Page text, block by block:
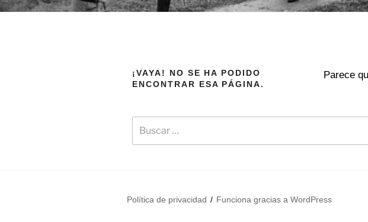
¡VAYA! NO SE HA PODIDO
ENCONTRAR ESA PÁGINA.
Parece
Política de privacidad Funciona gracias a WordPress